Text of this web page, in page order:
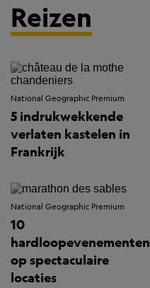
Reizen
National Geographic Premium
5 indrukwekkende
verlaten kastelen in
Frankrijk
National Geographic Premium
10
hardloopevenementen
op spectaculaire
locaties